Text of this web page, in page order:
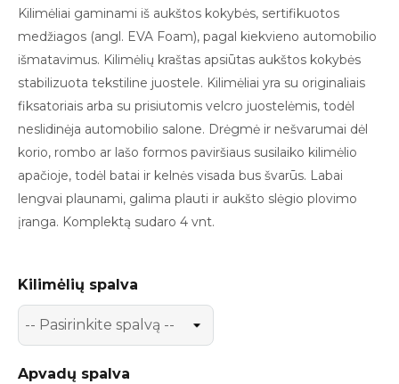
Kilimėliai gaminami iš aukštos kokybės, sertifikuotos
medžiagos (angl. EVA Foam), pagal kiekvieno automobilio
išmatavimus. Kilimėlių kraštas apsiūtas aukštos kokybės
stabilizuota tekstiline juostele. Kilimėliai yra su originaliais
fiksatoriais arba su prisiutomis velcro juostelėmis, todėl
neslidinėja automobilio salone. Drėgmė ir nešvarumai dėl
korio, rombo ar lašo formos paviršiaus susilaiko kilimėlio
apačioje, todėl batai ir kelnės visada bus švarūs. Labai
lengvai plaunami, galima plauti ir aukšto slėgio plovimo
įranga. Komplektą sudaro 4 vnt.
Kilimėlių spalva
Apvadų spalva